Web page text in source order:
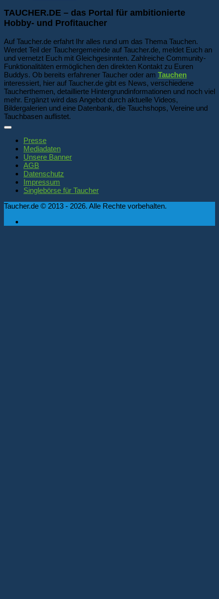
TAUCHER.DE – das Portal für ambitionierte
Hobby- und Profitaucher
Auf Taucher.de erfahrt Ihr alles rund um das Thema Tauchen.
Werdet Teil der Tauchergemeinde auf Taucher.de, meldet Euch an
und vernetzt Euch mit Gleichgesinnten. Zahlreiche Community-
Funktionalitäten ermöglichen den direkten Kontakt zu Euren
Buddys. Ob bereits erfahrener Taucher oder am Tauchen
interessiert, hier auf Taucher.de gibt es News, verschiedene
Taucherthemen, detaillierte Hintergrundinformationen und noch viel
mehr. Ergänzt wird das Angebot durch aktuelle Videos,
Bildergalerien und eine Datenbank, die Tauchshops, Vereine und
Tauchbasen auflistet.
Presse
Mediadaten
Unsere Banner
AGB
Datenschutz
Impressum
Singlebörse für Taucher
Taucher.de © 2013 - 2026. Alle Rechte vorbehalten.